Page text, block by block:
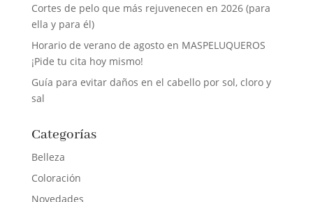
Cortes de pelo que más rejuvenecen en 2026 (para
ella y para él)
Horario de verano de agosto en MASPELUQUEROS
¡Pide tu cita hoy mismo!
Guía para evitar daños en el cabello por sol, cloro y
sal
Categorías
Belleza
Coloración
Novedades